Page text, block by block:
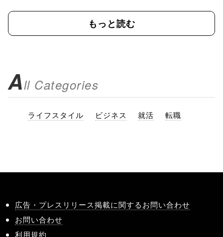
もっと読む
All Categories
ライフスタイル ビジネス 就活 転職
広告・プレスリリース掲載に関するお問い合わせ
お問い合わせ
利用規約